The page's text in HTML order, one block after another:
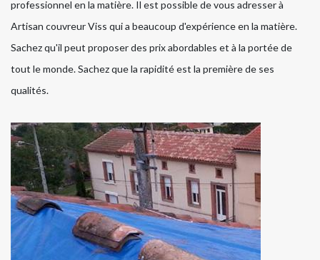
professionnel en la matière. Il est possible de vous adresser à
Artisan couvreur Viss qui a beaucoup d'expérience en la matière.
Sachez qu'il peut proposer des prix abordables et à la portée de
tout le monde. Sachez que la rapidité est la première de ses
qualités.